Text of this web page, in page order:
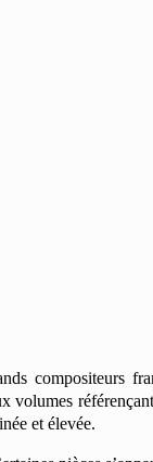
compositeurs
volumes
et élevée.